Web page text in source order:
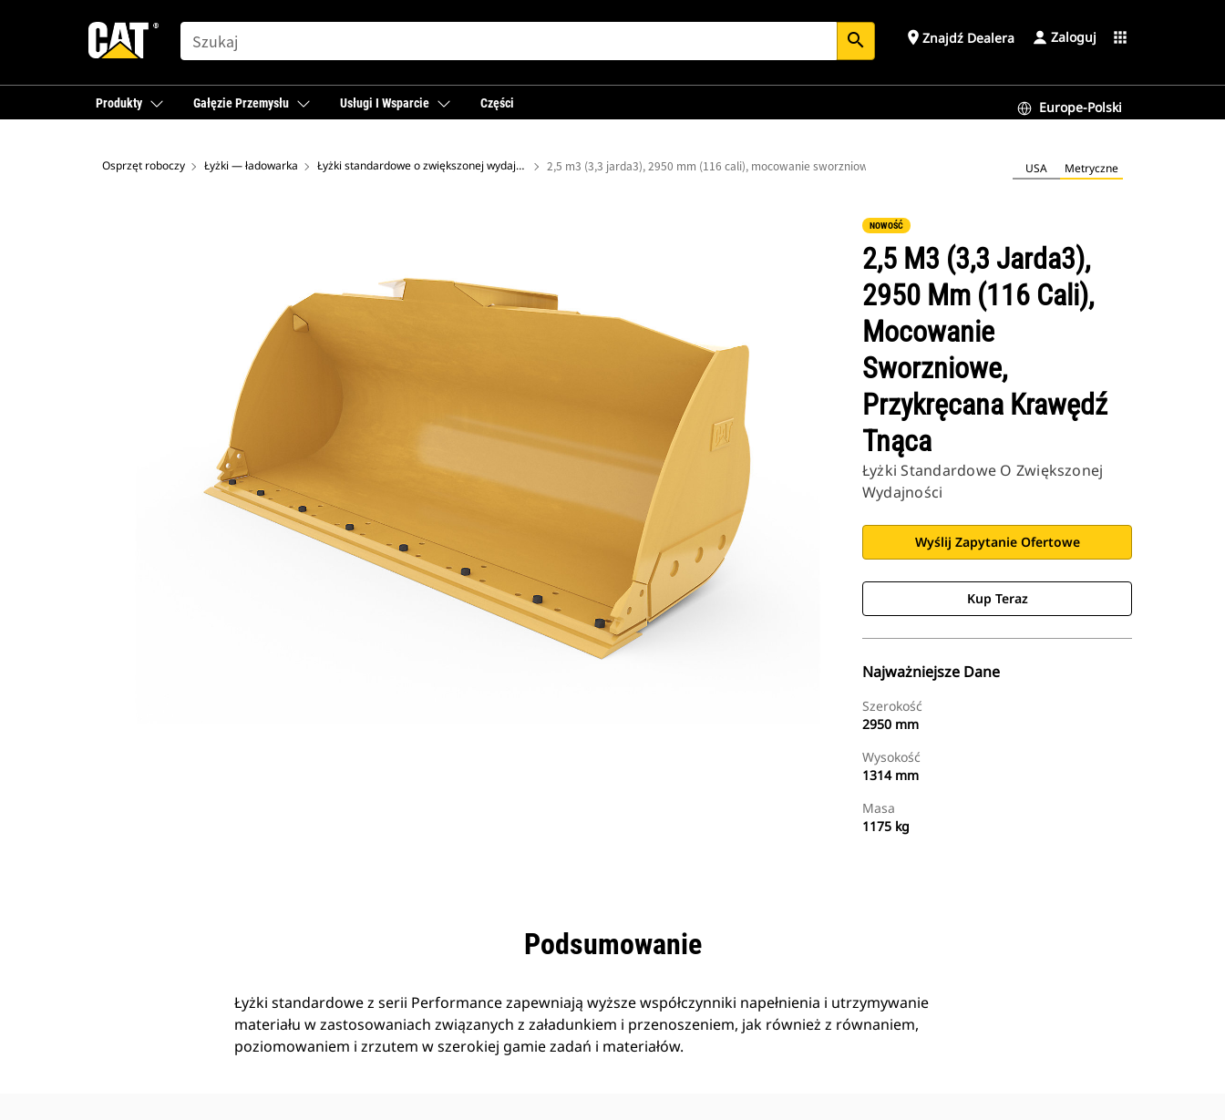
SEARCH search place Znajdź Dealera Zaloguj apps
Produkty Gałęzie Przemysłu Usługi I Wsparcie Części Europe-Polski
Osprzęt roboczy Łyżki — ładowarka Łyżki standardowe o zwiększonej wydajności 2,5 m3 (3,3 jarda3), 2950 mm (116 cali), mocowanie sworzniowe, przykręcana krawędź tnąca USA Metryczne
NOWOŚĆ
2,5 M3 (3,3 Jarda3),
2950 Mm (116 Cali),
Mocowanie
Sworzniowe,
Przykręcana Krawędź
Tnąca
Łyżki Standardowe O Zwiększonej
Wydajności
Wyślij Zapytanie Ofertowe
Kup Teraz
Najważniejsze Dane
Szerokość
2950 mm
Wysokość
1314 mm
Masa
1175 kg
Podsumowanie
Łyżki standardowe z serii Performance zapewniają wyższe współczynniki napełnienia i utrzymywanie
materiału w zastosowaniach związanych z załadunkiem i przenoszeniem, jak również z równaniem,
poziomowaniem i zrzutem w szerokiej gamie zadań i materiałów.